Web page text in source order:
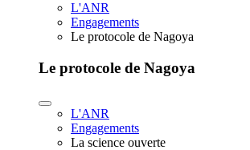
L'ANR
Engagements
Le protocole de Nagoya
Le protocole de Nagoya
L'ANR
Engagements
La science ouverte